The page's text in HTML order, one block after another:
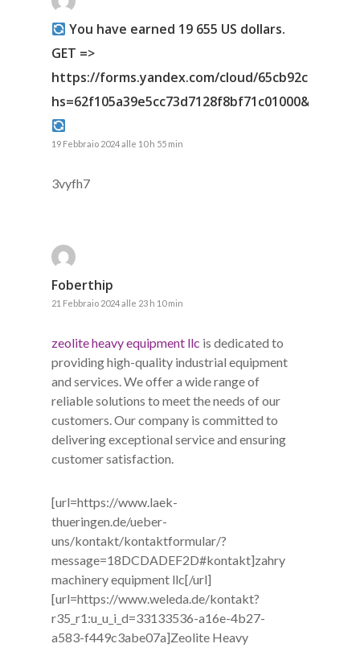
Yоu hаvе еаrnеd 19 655 US dollars.
GЕТ =>
https://forms.yandex.com/cloud/
hs=62f105a39e5cc73d7128f8bf71c01000&
19 Febbraio 2024 alle 10 h 55 min
3vyfh7
Foberthip
21 Febbraio 2024 alle 23 h 10 min
zeolite heavy equipment llc is dedicated to
providing high-quality industrial equipment
and services. We offer a wide range of
reliable solutions to meet the needs of our
customers. Our company is committed to
delivering exceptional service and ensuring
customer satisfaction.
[url=https://www.laek-
thueringen.de/ueber-
uns/kontakt/kontaktformular/?
message=18DCDADEF2D#kontakt]zahry
machinery equipment llc[/url]
[url=https://www.weleda.de/kontakt?
r35_r1:u_u_i_d=33133536-a16e-4b27-
a583-f449c3abe07a]Zeolite Heavy